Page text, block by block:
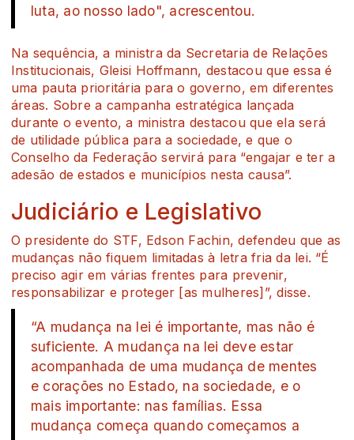
luta, ao nosso lado", acrescentou.
Na sequência, a ministra da Secretaria de Relações
Institucionais, Gleisi Hoffmann, destacou que essa é
uma pauta prioritária para o governo, em diferentes
áreas. Sobre a campanha estratégica lançada
durante o evento, a ministra destacou que ela será
de utilidade pública para a sociedade, e que o
Conselho da Federação servirá para “engajar e ter a
adesão de estados e municípios nesta causa”.
Judiciário e Legislativo
O presidente do STF, Edson Fachin, defendeu que as
mudanças não fiquem limitadas à letra fria da lei. “É
preciso agir em várias frentes para prevenir,
responsabilizar e proteger [as mulheres]”, disse.
“A mudança na lei é importante, mas não é
suficiente. A mudança na lei deve estar
acompanhada de uma mudança de mentes
e corações no Estado, na sociedade, e o
mais importante: nas famílias. Essa
mudança começa quando começamos a